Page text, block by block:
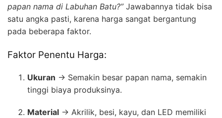
papan nama di Labuhan Batu?”Jawabannya tidak bisa
satu angka pasti, karena harga sangat bergantung
pada beberapa faktor.
Faktor Penentu Harga:
Ukuran → Semakin besar papan nama, semakin
tinggi biaya produksinya.
Material → Akrilik, besi, kayu, dan LED memiliki